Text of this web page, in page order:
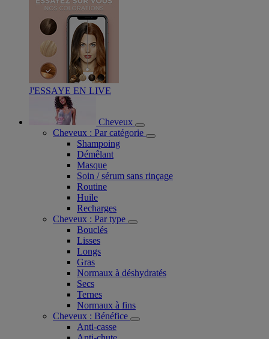
J'ESSAYE EN LIVE
Cheveux
Cheveux : Par catégorie
Shampoing
Démêlant
Masque
Soin / sérum sans rinçage
Routine
Huile
Recharges
Cheveux : Par type
Bouclés
Lisses
Longs
Gras
Normaux à déshydratés
Secs
Ternes
Normaux à fins
Cheveux : Bénéfice
Anti-casse